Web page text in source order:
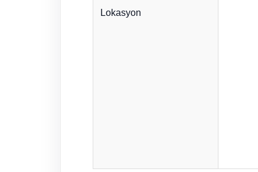
Lokasyon